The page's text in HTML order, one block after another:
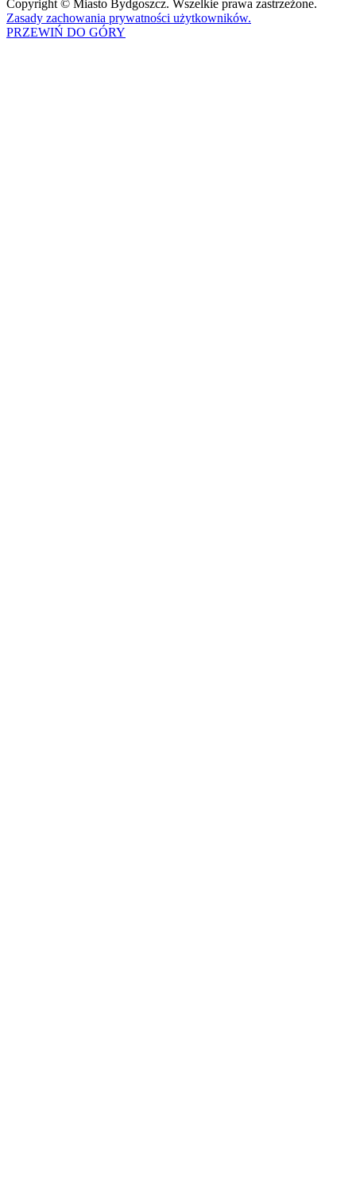
Copyright © Miasto Bydgoszcz. Wszelkie prawa zastrzeżone.
Zasady zachowania prywatności użytkowników.
PRZEWIŃ DO GÓRY